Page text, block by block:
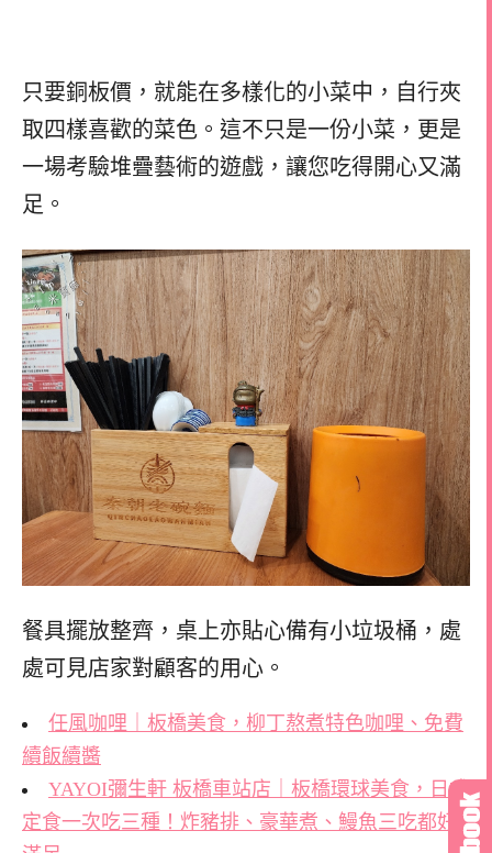
只要銅板價，就能在多樣化的小菜中，自行夾
取四樣喜歡的菜色。這不只是一份小菜，更是
一場考驗堆疊藝術的遊戲，讓您吃得開心又滿
足。
餐具擺放整齊，桌上亦貼心備有小垃圾桶，處
處可見店家對顧客的用心。
任風咖哩｜板橋美食，柳丁熬煮特色咖哩、免費
續飯續醬
YAYOI彌生軒 板橋車站店｜板橋環球美食，日式
定食一次吃三種！炸豬排、豪華煮、鰻魚三吃都好